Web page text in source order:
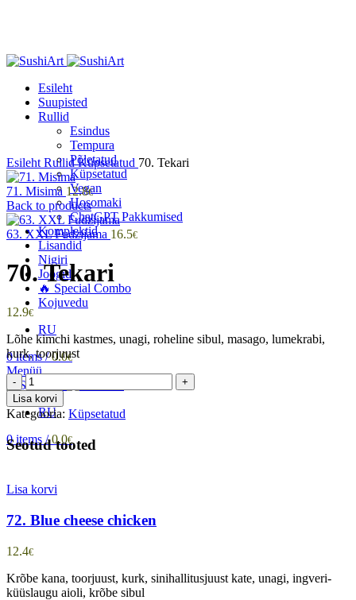
Esileht
Suupisted
Rullid
Esindus
Tempura
Põletatud
Küpsetatud
Vegan
Hosomaki
ChatGPT Pakkumised
Komplektid
Lisandid
Nigiri
Joogid
🔥 Special Combo
Kojuvedu
RU
0items / 0.0€
Menüü
RU
0items / 0.0€
Click to enlarge
Esileht RullidKüpsetatud 70. Tekari
71. Misima 12.8€
Back to products
63. XXL Fudzijama 16.5€
70. Tekari
12.9€
Lõhe kimchi kastmes, unagi, roheline sibul, masago, lumekrabi,
kurk, toorjuust
70.
Tekari
kogus
Lisa korvi
Kategooria: Küpsetatud
Seotud tooted
Lisa korvi
72. Blue cheese chicken
12.4€
Krõbe kana, toorjuust, kurk, sinihallitusjuust kate, unagi, ingveri-
küüslaugu aioli, krõbe sibul